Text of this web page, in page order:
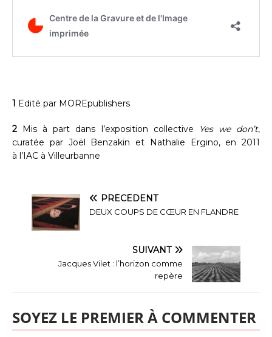
1 Edité par MOREpublishers
2 Mis à part dans l’exposition collective Yes we don’t,
curatée par Joël Benzakin et Nathalie Ergino, en 2011
à l’IAC à Villeurbanne
PRÉCÉDENT
DEUX COUPS DE CŒUR EN FLANDRE
SUIVANT
Jacques Vilet : l’horizon comme
repère
SOYEZ LE PREMIER À COMMENTER